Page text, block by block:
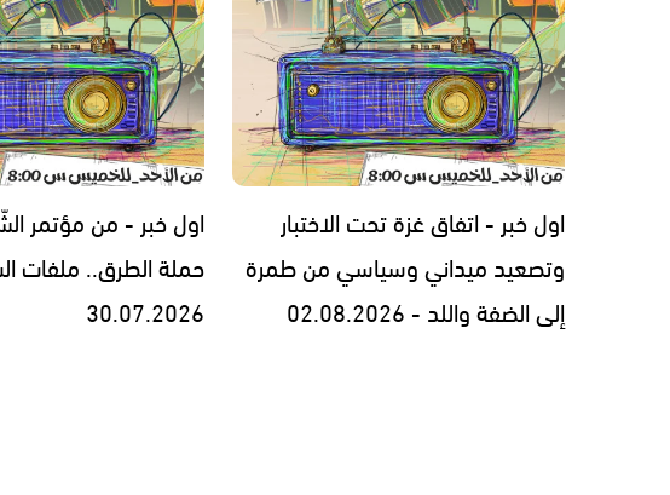
اول خبر - اتفاق غزة تحت الاختبار
وتصعيد ميداني وسياسي من طمرة
إلى الضفة واللد - 02.08.2026
اول خبر - من مؤتمر
حملة الطرق.. ملفات
30.07.2026